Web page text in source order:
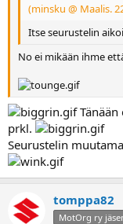
(minsku @ Maalis.
Itse seurustelin
No ei mikään ihme
Tänään
prkl.
Seurustelin
tomppa82
MotOrg ry